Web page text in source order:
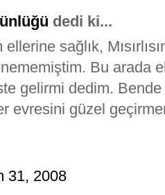
dedi ki...
sağlık,
Bu arada
gelirmi dedim.
evresini güzel
31, 2008